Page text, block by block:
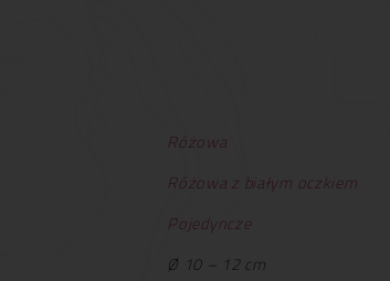
Różowa
Różowa z białym oczkiem
Pojedyncze
Ø 10 – 12 cm